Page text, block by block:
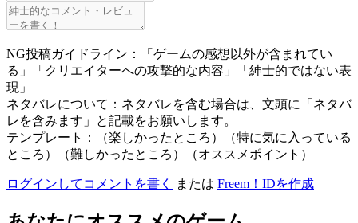
NG投稿ガイドライン：「ゲームの感想以外が含まれてい
る」「クリエイターへの攻撃的な内容」「紳士的ではない表
現」
ネタバレについて：ネタバレを含む場合は、文頭に「ネタバ
レを含みます」と記載をお願いします。
テンプレート：（楽しかったところ）（特に気に入っている
ところ）（難しかったところ）（オススメポイント）
ログインしてコメントを書く または Freem！IDを作成